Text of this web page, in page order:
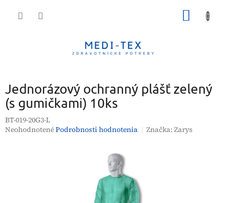
Jednorázový ochranný plášť zelený
(s gumičkami) 10ks
BT-019-20G3-L
Priemerné
NeohodnotenéPodrobnosti hodnotenia Značka:Zarys